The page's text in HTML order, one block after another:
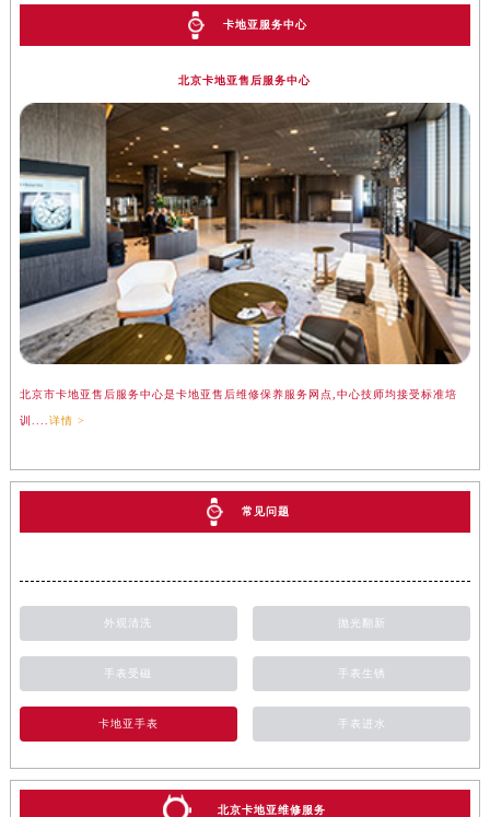
卡地亚服务中心
北京卡地亚售后服务中心
北京市卡地亚售后服务中心是卡地亚售后维修保养服务网点,中心技师均接受标准培
训.... 详情 >
常见问题
外观清洗 抛光翻新
手表受磁 手表生锈
卡地亚手表 手表进水
北京卡地亚维修服务